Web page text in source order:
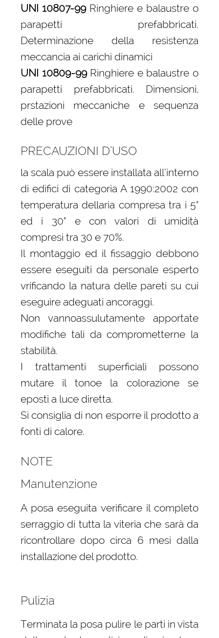
UNI 10807-99Ringhiere e balaustre o
parapetti prefabbricati.
Determinazione della resistenza
meccancia ai carichi dinamici
UNI 10809-99Ringhiere e balaustre o
parapetti prefabbricati. Dimensioni,
prstazioni meccaniche e sequenza
delle prove
PRECAUZIONI D’USO
la scala può essere installata all’interno
di edifici di categoria A 1990:2002 con
temperatura dellaria compresa tra i 5°
ed i 30° e con valori di umidità
compresi tra 30 e 70%.
Il montaggio ed il fissaggio debbono
essere eseguiti da personale esperto
vrificando la natura delle pareti su cui
eseguire adeguati ancoraggi.
Non vannoassulutamente apportate
modifiche tali da comprometterne la
stabilità.
I trattamenti superficiali possono
mutare il tonoe la colorazione se
eposti a luce diretta.
Si consiglia di non esporre il prodotto a
fonti di calore.
NOTE
Manutenzione
A posa eseguita verificare il completo
serraggio di tutta la viteria che sarà da
ricontrollare dopo circa 6 mesi dalla
installazione del prodotto.
Pulizia
Terminata la posa pulire le parti in vista